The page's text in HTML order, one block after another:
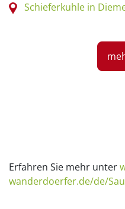
Schieferkuhle in
Erfahren Sie mehr unter
wanderdoerfer.de/de/